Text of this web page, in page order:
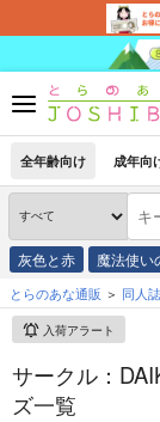
全年齢向け 成年向
灰色と赤 魔法使い
とらのあな通販 同人誌
入荷アラート
サークル：
ズ一覧